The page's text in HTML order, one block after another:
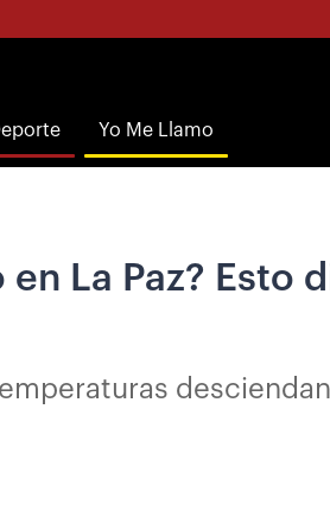
Yo Me Llamo
La Paz? Esto